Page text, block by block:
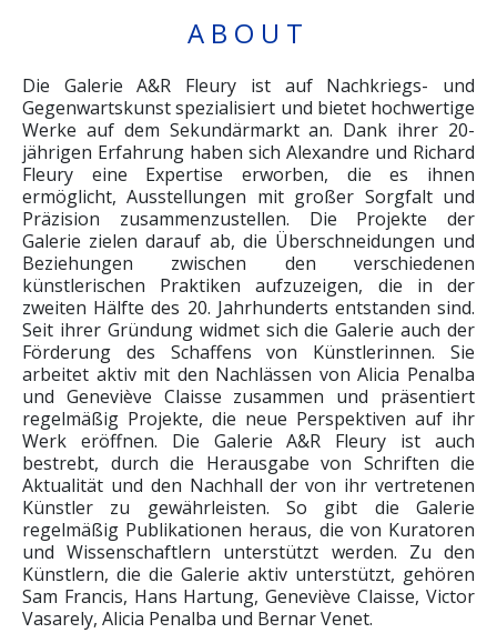
ABOUT
Die Galerie A&R Fleury ist auf Nachkriegs- und
Gegenwartskunst spezialisiert und bietet hochwertige
Werke auf dem Sekundärmarkt an. Dank ihrer 20-
jährigen Erfahrung haben sich Alexandre und Richard
Fleury eine Expertise erworben, die es ihnen
ermöglicht, Ausstellungen mit großer Sorgfalt und
Präzision zusammenzustellen. Die Projekte der
Galerie zielen darauf ab, die Überschneidungen und
Beziehungen zwischen den verschiedenen
künstlerischen Praktiken aufzuzeigen, die in der
zweiten Hälfte des 20. Jahrhunderts entstanden sind.
Seit ihrer Gründung widmet sich die Galerie auch der
Förderung des Schaffens von Künstlerinnen. Sie
arbeitet aktiv mit den Nachlässen von Alicia Penalba
und Geneviève Claisse zusammen und präsentiert
regelmäßig Projekte, die neue Perspektiven auf ihr
Werk eröffnen. Die Galerie A&R Fleury ist auch
bestrebt, durch die Herausgabe von Schriften die
Aktualität und den Nachhall der von ihr vertretenen
Künstler zu gewährleisten. So gibt die Galerie
regelmäßig Publikationen heraus, die von Kuratoren
und Wissenschaftlern unterstützt werden. Zu den
Künstlern, die die Galerie aktiv unterstützt, gehören
Sam Francis, Hans Hartung, Geneviève Claisse, Victor
Vasarely, Alicia Penalba und Bernar Venet.